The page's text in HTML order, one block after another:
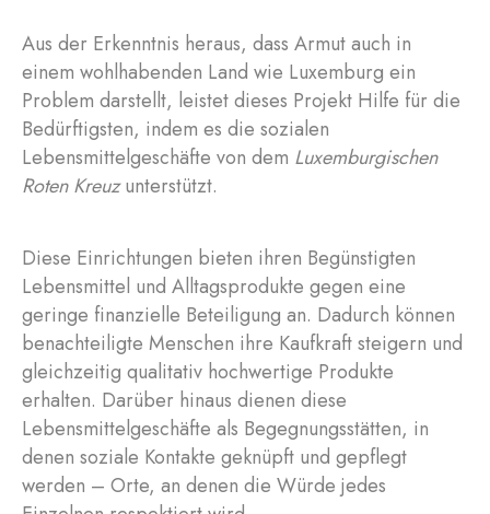
Aus der Erkenntnis heraus, dass Armut auch in
einem wohlhabenden Land wie Luxemburg ein
Problem darstellt, leistet dieses Projekt Hilfe für die
Bedürftigsten, indem es die sozialen
Lebensmittelgeschäfte von dem Luxemburgischen
Roten Kreuzunterstützt.
Diese Einrichtungen bieten ihren Begünstigten
Lebensmittel und Alltagsprodukte gegen eine
geringe finanzielle Beteiligung an. Dadurch können
benachteiligte Menschen ihre Kaufkraft steigern und
gleichzeitig qualitativ hochwertige Produkte
erhalten. Darüber hinaus dienen diese
Lebensmittelgeschäfte als Begegnungsstätten, in
denen soziale Kontakte geknüpft und gepflegt
werden – Orte, an denen die Würde jedes